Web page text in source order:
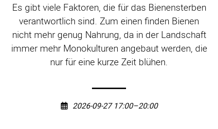
Es gibt viele Faktoren, die für das Bienensterben
verantwortlich sind. Zum einen finden Bienen
nicht mehr genug Nahrung, da in der Landschaft
immer mehr Monokulturen angebaut werden, die
nur für eine kurze Zeit blühen.
2026-09-27 17:00–20:00